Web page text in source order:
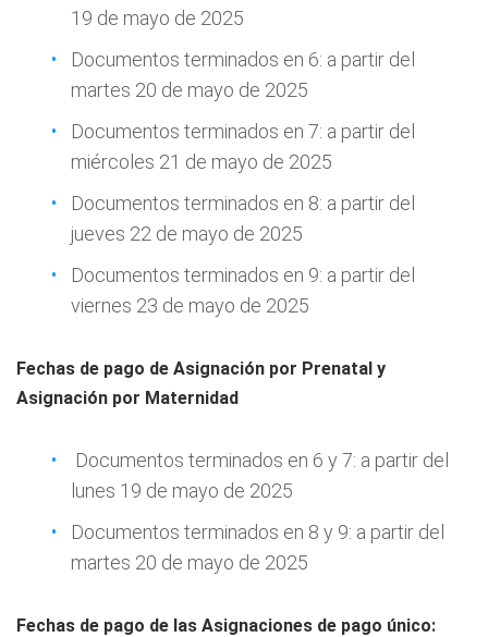
19 de mayo de 2025
Documentos terminados en 6: a partir del
martes 20 de mayo de 2025
Documentos terminados en 7: a partir del
miércoles 21 de mayo de 2025
Documentos terminados en 8: a partir del
jueves 22 de mayo de 2025
Documentos terminados en 9: a partir del
viernes 23 de mayo de 2025
Fechas de pago de Asignación por Prenatal y
Asignación por Maternidad
Documentos terminados en 6 y 7: a partir del
lunes 19 de mayo de 2025
Documentos terminados en 8 y 9: a partir del
martes 20 de mayo de 2025
Fechas de pago de las Asignaciones de pago único: